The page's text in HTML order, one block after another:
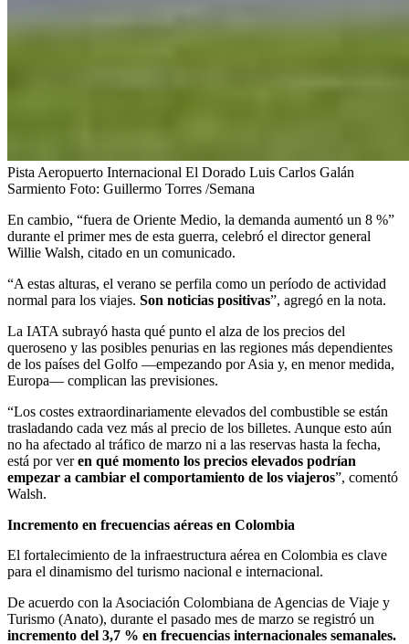
Pista Aeropuerto Internacional El Dorado Luis Carlos Galán
Sarmiento Foto: Guillermo Torres /Semana
En cambio, “fuera de Oriente Medio, la demanda aumentó un 8 %”
durante el primer mes de esta guerra, celebró el director general
Willie Walsh, citado en un comunicado.
“A estas alturas, el verano se perfila como un período de actividad
normal para los viajes. Son noticias positivas”, agregó en la nota.
La IATA subrayó hasta qué punto el alza de los precios del
queroseno y las posibles penurias en las regiones más dependientes
de los países del Golfo —empezando por Asia y, en menor medida,
Europa— complican las previsiones.
“Los costes extraordinariamente elevados del combustible se están
trasladando cada vez más al precio de los billetes. Aunque esto aún
no ha afectado al tráfico de marzo ni a las reservas hasta la fecha,
está por veren qué momento los precios elevados podrían
empezar a cambiar el comportamiento de los viajeros”, comentó
Walsh.
Incremento en frecuencias aéreas en Colombia
El fortalecimiento de la infraestructura aérea en Colombia es clave
para el dinamismo del turismo nacional e internacional.
De acuerdo con la Asociación Colombiana de Agencias de Viaje y
Turismo (Anato), durante el pasado mes de marzo se registró un
incremento del 3,7 % en frecuencias internacionales semanales.